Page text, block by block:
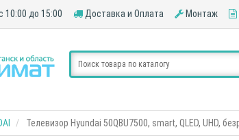
10:00 до 15:00 Доставка и Оплата Монтаж
Телевизор Hyundai 50QBU7500, smart, QLED, UHD,